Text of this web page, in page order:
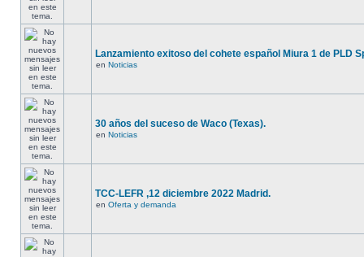
Lanzamiento exitoso del cohete español Miura 1 de PLD
en Noticias
30 años del suceso de Waco (Texas).
en Noticias
TCC-LEFR ,12 diciembre 2022 Madrid.
en Oferta y demanda